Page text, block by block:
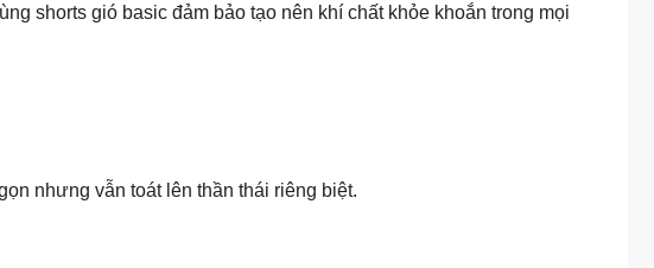
shorts gió basic đảm bảo tạo nên khí chất khỏe khoắn trong mọi
nhưng vẫn toát lên thần thái riêng biệt.